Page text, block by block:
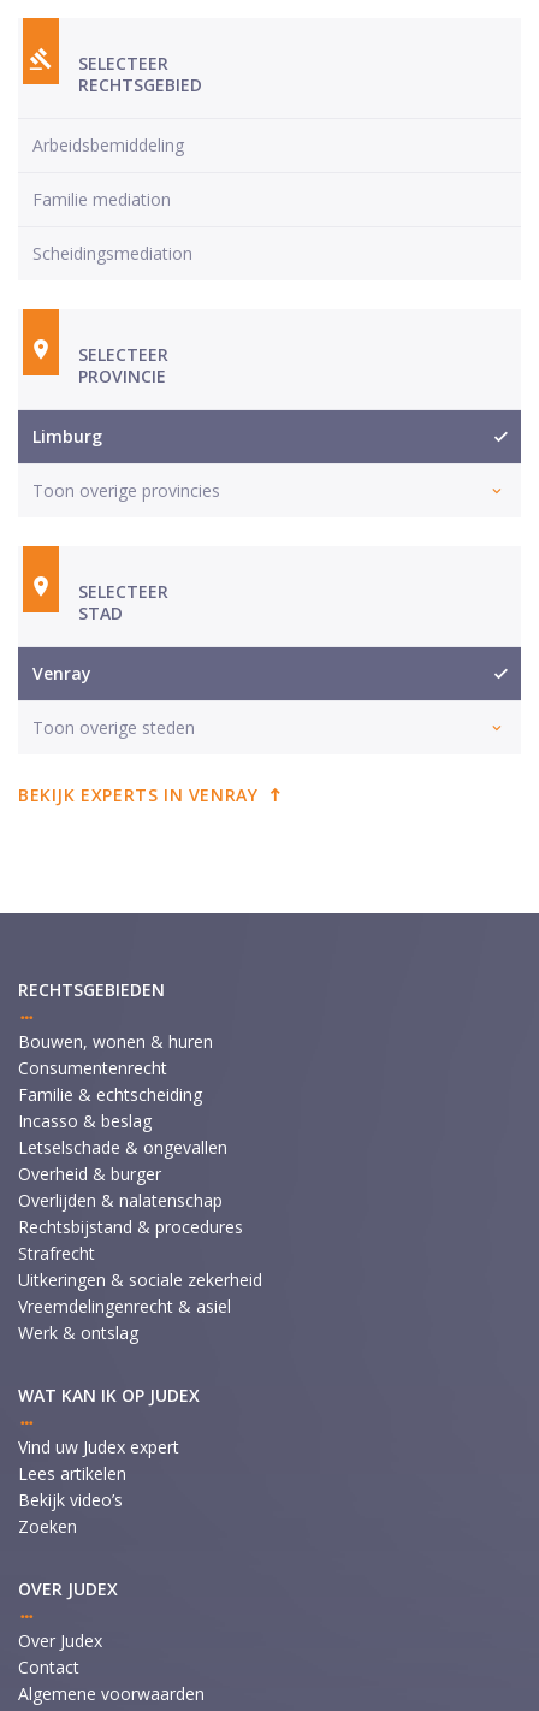
SELECTEER
RECHTSGEBIED
Arbeidsbemiddeling
Familie mediation
Scheidingsmediation
SELECTEER
PROVINCIE
Limburg
Toon overige provincies
SELECTEER
STAD
Venray
Toon overige steden
BEKIJK EXPERTS IN VENRAY
RECHTSGEBIEDEN
Bouwen, wonen & huren
Consumentenrecht
Familie & echtscheiding
Incasso & beslag
Letselschade & ongevallen
Overheid & burger
Overlijden & nalatenschap
Rechtsbijstand & procedures
Strafrecht
Uitkeringen & sociale zekerheid
Vreemdelingenrecht & asiel
Werk & ontslag
WAT KAN IK OP JUDEX
Vind uw Judex expert
Lees artikelen
Bekijk video’s
Zoeken
OVER JUDEX
Over Judex
Contact
Algemene voorwaarden